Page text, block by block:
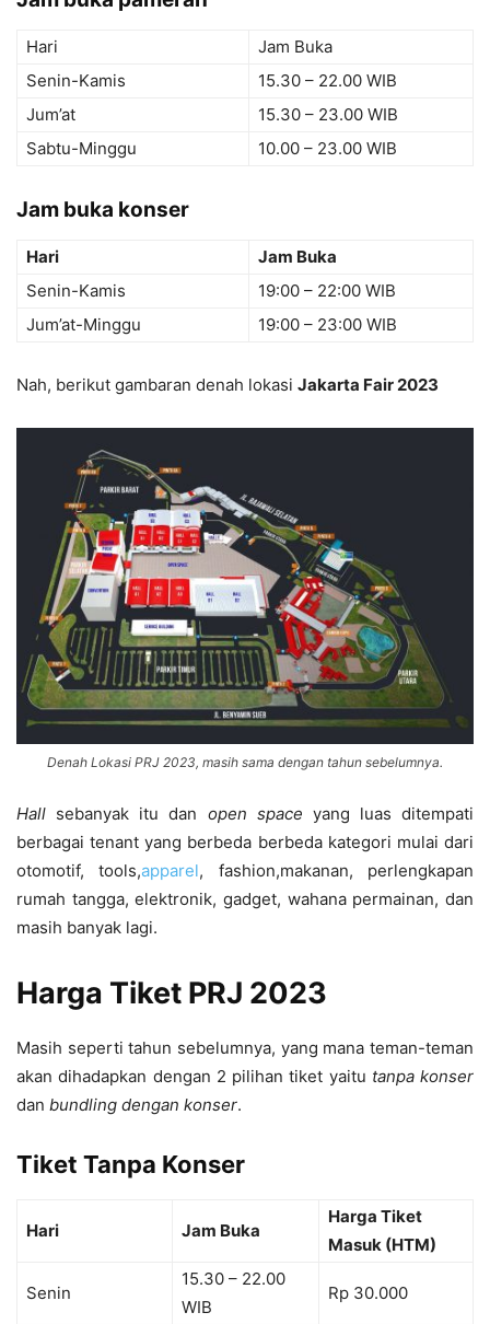
Hari
Jam Buka
Senin-Kamis
15.30 – 22.00 WIB
Jum’at
15.30 – 23.00 WIB
Sabtu-Minggu
10.00 – 23.00 WIB
Jam buka konser
Hari
Jam Buka
Senin-Kamis
19:00 – 22:00 WIB
Jum’at-Minggu
19:00 – 23:00 WIB
Nah, berikut gambaran denah lokasi Jakarta Fair 2023
Denah Lokasi PRJ 2023, masih sama dengan tahun sebelumnya.
Hall sebanyak itu dan open space yang luas ditempati
berbagai tenant yang berbeda berbeda kategori mulai dari
otomotif, tools,apparel, fashion,makanan, perlengkapan
rumah tangga, elektronik, gadget, wahana permainan, dan
masih banyak lagi.
Harga Tiket PRJ 2023
Masih seperti tahun sebelumnya, yang mana teman-teman
akan dihadapkan dengan 2 pilihan tiket yaitu tanpa konser
dan bundling dengan konser.
Tiket Tanpa Konser
Hari Jam Buka
Harga Tiket
Masuk (HTM)
Senin
15.30 – 22.00
WIB
Rp 30.000